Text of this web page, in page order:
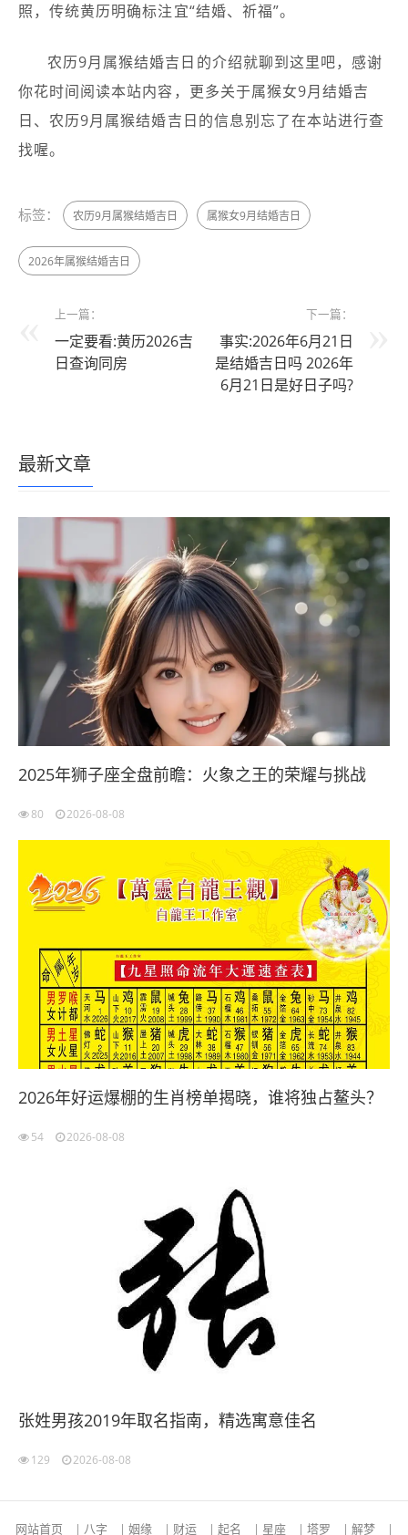
照，传统黄历明确标注宜“结婚、祈福”。
农历9月属猴结婚吉日的介绍就聊到这里吧，感谢
你花时间阅读本站内容，更多关于属猴女9月结婚吉
日、农历9月属猴结婚吉日的信息别忘了在本站进行查
找喔。
标签： 农历9月属猴结婚吉日 属猴女9月结婚吉日
2026年属猴结婚吉日
上一篇：
一定要看:黄历2026吉
日查询同房
下一篇：
事实:2026年6月21日
是结婚吉日吗 2026年
6月21日是好日子吗?
最新文章
2025年狮子座全盘前瞻：火象之王的荣耀与挑战
80 2026-08-08
2026年好运爆棚的生肖榜单揭晓，谁将独占鳌头？
54 2026-08-08
张姓男孩2019年取名指南，精选寓意佳名
129 2026-08-08
网站首页 | 八字 | 姻缘 | 财运 | 起名 | 星座 | 塔罗 | 解梦 |